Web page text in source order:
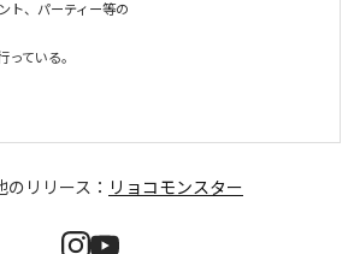
ト、パーティー等の
っている。
のリリース： リョコモンスター